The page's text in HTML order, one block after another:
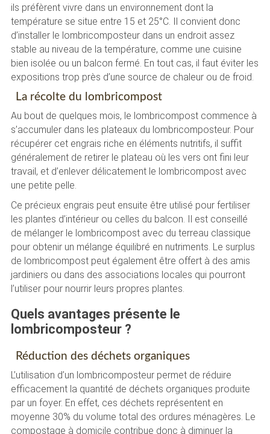
ils préfèrent vivre dans un environnement dont la
température se situe entre 15 et 25°C. Il convient donc
d’installer le lombricomposteur dans un endroit assez
stable au niveau de la température, comme une cuisine
bien isolée ou un balcon fermé. En tout cas, il faut éviter les
expositions trop près d’une source de chaleur ou de froid.
La récolte du lombricompost
Au bout de quelques mois, le lombricompost commence à
s’accumuler dans les plateaux du lombricomposteur. Pour
récupérer cet engrais riche en éléments nutritifs, il suffit
généralement de retirer le plateau où les vers ont fini leur
travail, et d’enlever délicatement le lombricompost avec
une petite pelle.
Ce précieux engrais peut ensuite être utilisé pour fertiliser
les plantes d’intérieur ou celles du balcon. Il est conseillé
de mélanger le lombricompost avec du terreau classique
pour obtenir un mélange équilibré en nutriments. Le surplus
de lombricompost peut également être offert à des amis
jardiniers ou dans des associations locales qui pourront
l’utiliser pour nourrir leurs propres plantes.
Quels avantages présente le
lombricomposteur ?
Réduction des déchets organiques
L’utilisation d’un lombricomposteur permet de réduire
efficacement la quantité de déchets organiques produite
par un foyer. En effet, ces déchets représentent en
moyenne 30% du volume total des ordures ménagères. Le
compostage à domicile contribue donc à diminuer la